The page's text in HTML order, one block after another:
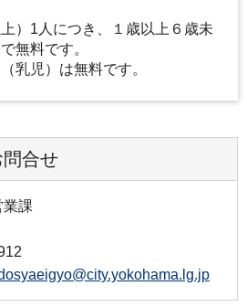
）1人につき、１歳以上６歳未
無料です。
乳児）は無料です。
合せ
課